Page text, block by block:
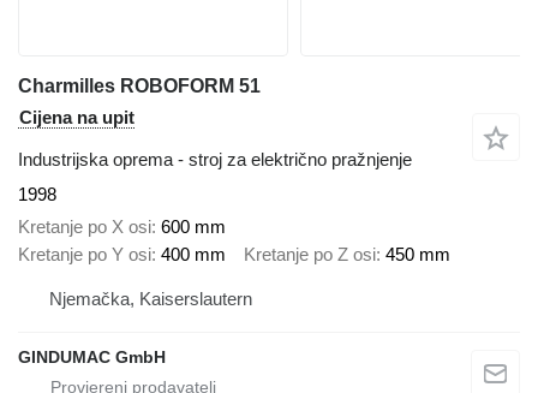
Charmilles ROBOFORM 51
Cijena na upit
Industrijska oprema - stroj za električno pražnjenje
1998
Kretanje po X osi 600 mm
Kretanje po Y osi 400 mm Kretanje po Z osi 450 mm
Njemačka, Kaiserslautern
GINDUMAC GmbH